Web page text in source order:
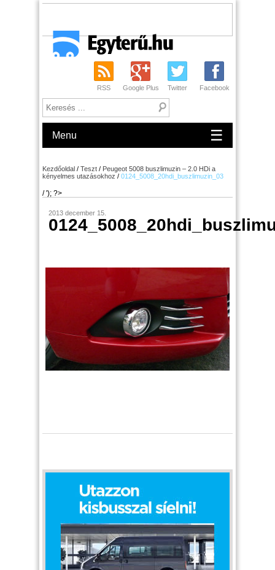
RSS Google Plus Twitter Facebook
Menu ☰
Kezdőoldal / Teszt / Peugeot 5008 buszlimuzin – 2.0 HDi a
kényelmes utazásokhoz / 0124_5008_20hdi_buszlimuzin_03
/ '); ?>
2013 december 15.